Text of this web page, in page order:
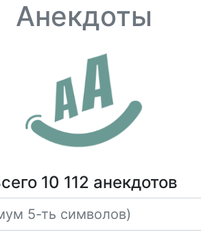
Анекдоты
10 112 анекдотов